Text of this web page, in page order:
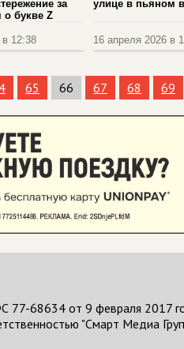
за
о букве Z
в 12:38
улице в пьяном
16 апреля 2026 в
65 66 67 68 69
68634 от 9 февраля 2017
"Смарт Медиа